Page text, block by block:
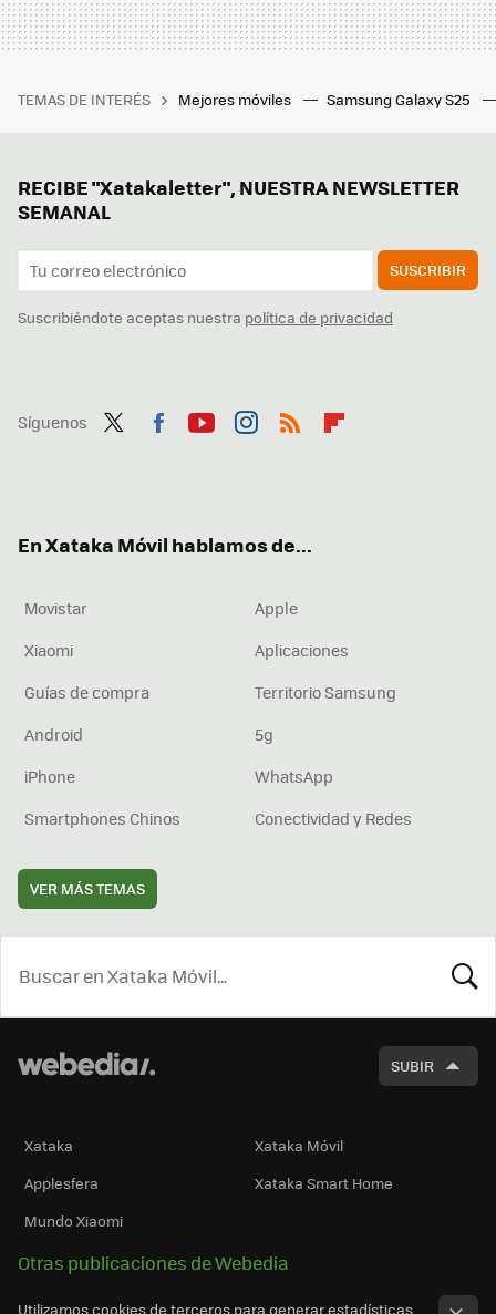
TEMAS DE INTERÉS Mejores móviles Samsung Galaxy S25
RECIBE "Xatakaletter", NUESTRA NEWSLETTER
SEMANAL
SUSCRIBIR
Suscribiéndote aceptas nuestra política de privacidad
Síguenos
En Xataka Móvil hablamos de...
Movistar
Apple
Xiaomi
Aplicaciones
Guías de compra
Territorio Samsung
Android
5g
iPhone
WhatsApp
Smartphones Chinos
Conectividad y Redes
VER MÁS TEMAS
SUBIR
Xataka
Xataka Móvil
Applesfera
Xataka Smart Home
Mundo Xiaomi
Otras publicaciones de Webedia
Utilizamos cookies de terceros para generar estadísticas